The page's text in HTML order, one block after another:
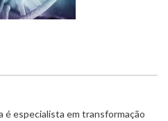
é especialista em transformação